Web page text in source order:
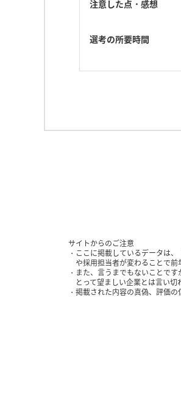
注意した点・感想
選考の所要時間
サイトからのご注意
ここに掲載しているデータは
や採用担当者が変わることで前
また、言うまでもないことで
とって望ましい企業とは言い切
掲載された内容の真偽、評価の